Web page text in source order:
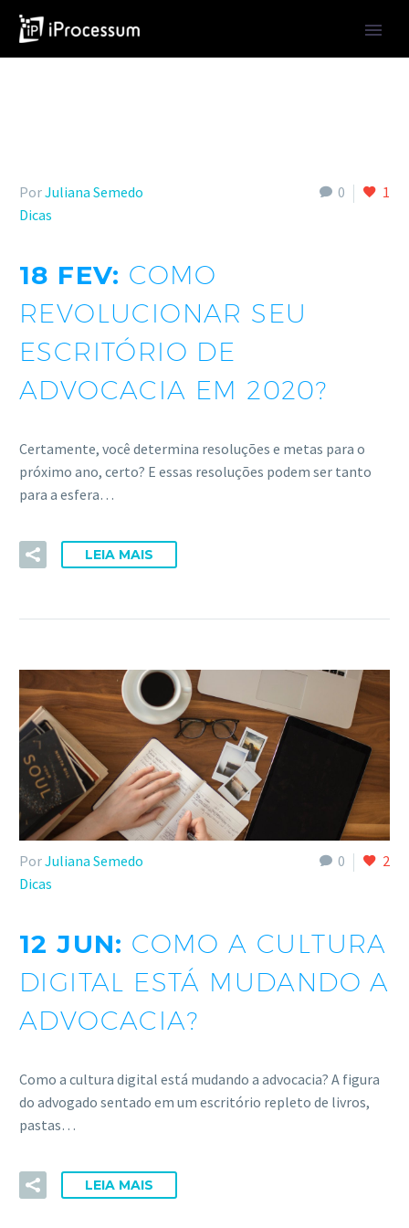
0 1
PorJuliana Semedo
Dicas
18 FEV: COMO
REVOLUCIONAR SEU
ESCRITÓRIO DE
ADVOCACIA EM 2020?
Certamente, você determina resoluções e metas para o
próximo ano, certo? E essas resoluções podem ser tanto
para a esfera…
LEIA MAIS
0 2
PorJuliana Semedo
Dicas
12 JUN: COMO A CULTURA
DIGITAL ESTÁ MUDANDO A
ADVOCACIA?
Como a cultura digital está mudando a advocacia? A figura
do advogado sentado em um escritório repleto de livros,
pastas…
LEIA MAIS